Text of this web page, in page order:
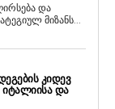
და
მიზანს...
ᲙᲘᲓᲔᲕ
ᲘᲢᲐᲚᲘᲘᲡᲐ ᲓᲐ